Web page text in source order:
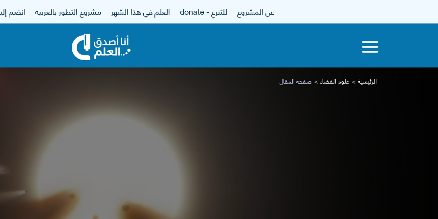
عن المشروع للتبرع - donate العلم في هذا الشهر مشروع التطور بالعربية انضم
الرئيسية علوم الفضاء صفحة المقال